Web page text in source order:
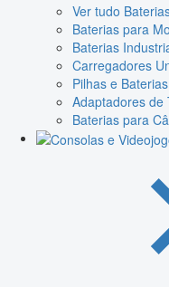
Ver tudo
Baterias para
Baterias
Carregadores
Pilhas e
Adaptadores de
Baterias para